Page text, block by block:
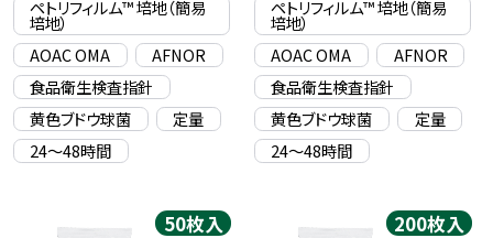
ペトリフィルム™ 培地（簡易
培地）
AOAC OMA
AFNOR
食品衛生検査指針
黄色ブドウ球菌
定量
24〜48時間
ペトリフィルム™ 培地（簡易
培地）
AOAC OMA
AFNOR
食品衛生検査指針
黄色ブドウ球菌
定量
24〜48時間
50枚入 200枚入